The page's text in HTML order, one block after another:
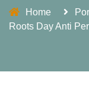
Home
Roots Day Anti